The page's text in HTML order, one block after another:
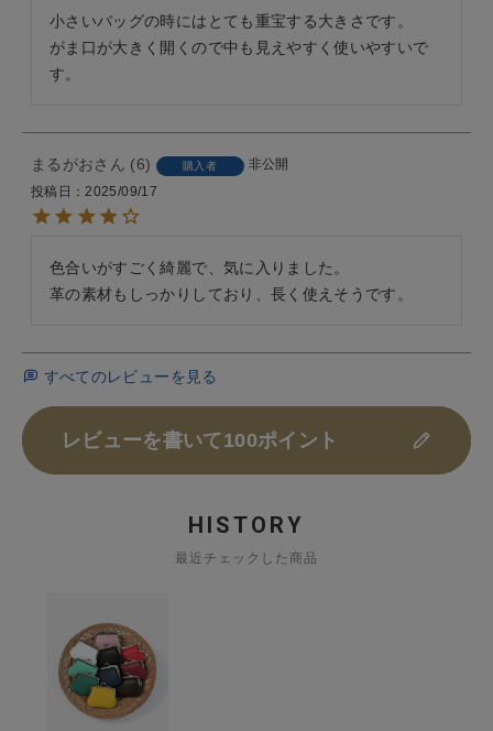
小さいバッグの時にはとても重宝する大きさです。
がま口が大きく開くので中も見えやすく使いやすいで
す。
まるがお 6 購入者
非公開
投稿日
2025/09/17
色合いがすごく綺麗で、気に入りました。
革の素材もしっかりしており、長く使えそうです。
すべてのレビューを見る
レビューを書いて100ポイント
HISTORY
最近チェックした商品